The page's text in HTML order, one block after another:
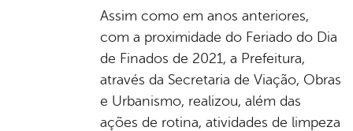
Assim como em anos anteriores,
com a proximidade do Feriado do Dia
de Finados de 2021, a Prefeitura,
através da Secretaria de Viação, Obras
e Urbanismo, realizou, além das
ações de rotina, atividades de limpeza